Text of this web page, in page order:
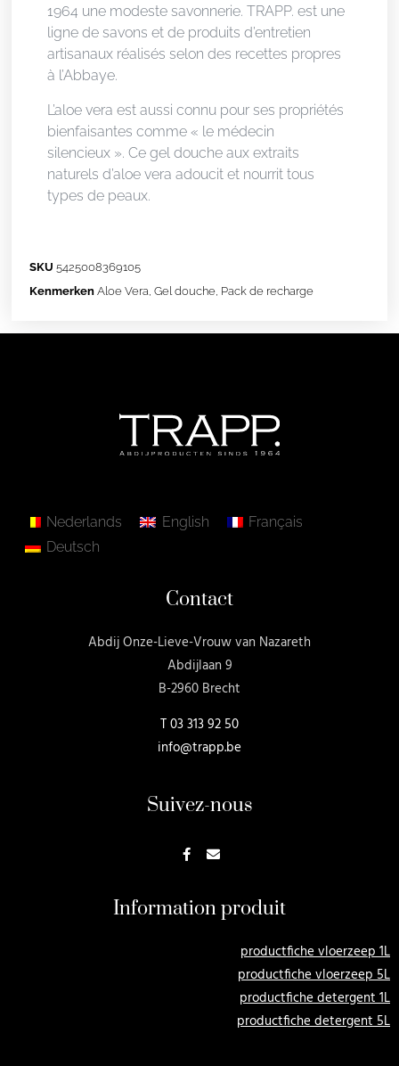
1964 une modeste savonnerie. TRAPP. est une
ligne de savons et de produits d’entretien
artisanaux réalisés selon des recettes propres
à l’Abbaye.
L’aloe vera est aussi connu pour ses propriétés
bienfaisantes comme « le médecin
silencieux ». Ce gel douche aux extraits
naturels d’aloe vera adoucit et nourrit tous
types de peaux.
SKU5425008369105
Kenmerken Aloe Vera,Gel douche, Pack de recharge
Nederlands English
Français
Deutsch
Contact
Abdij Onze-Lieve-Vrouw van Nazareth
Abdijlaan 9
B-2960 Brecht
T03 313 92 50
info@trapp.be
Suivez-nous
Information produit
productfiche vloerzeep 1L
productfiche vloerzeep 5L
productfiche detergent 1L
productfiche detergent 5L